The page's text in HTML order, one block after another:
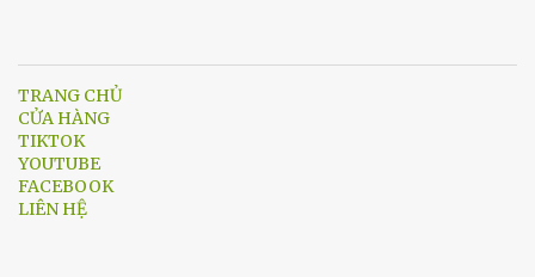
TRANG CHỦ
CỬA HÀNG
TIKTOK
YOUTUBE
FACEBOOK
LIÊN HỆ